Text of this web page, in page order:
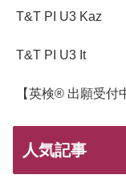
T&T PI U3 Kaz
T&T PI U3 It
【英検® 出願受付
人気記事